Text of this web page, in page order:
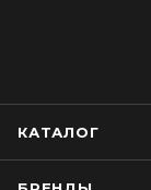
КАТАЛОГ